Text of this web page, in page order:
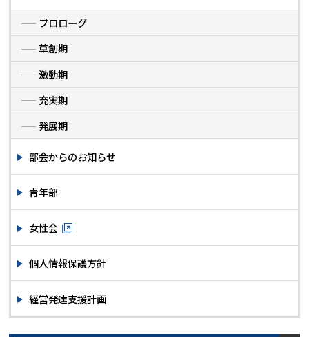
プロローグ
草創期
激動期
充実期
発展期
部会からのお知らせ
青年部
女性会
個人情報保護方針
経営発達支援計画